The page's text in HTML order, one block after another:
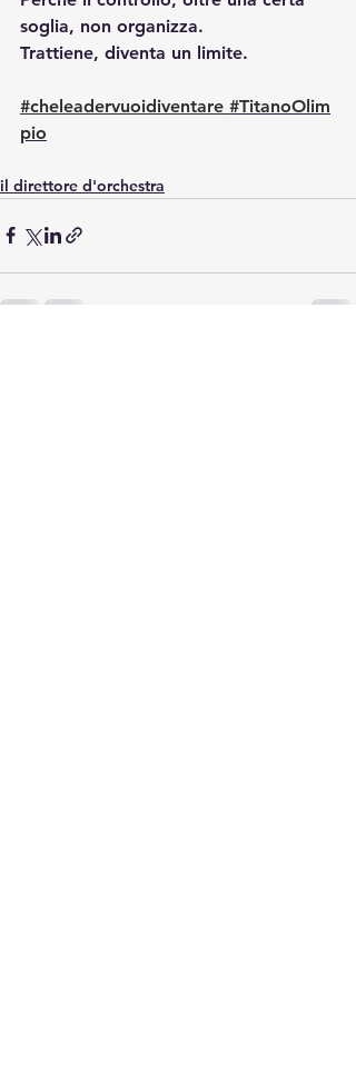
soglia, non organizza.
Trattiene, diventa un limite.
#cheleadervuoidiventare #TitanoOlim
pio
il direttore d'orchestra